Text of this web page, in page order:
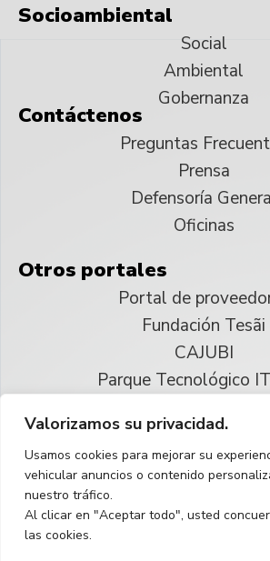
Valorizamos su privacidad.
Usamos cookies para mejorar su
vehicular anuncios o contenido
nuestro tráfico.
Al clicar en "Aceptar todo", usted
las cookies.
Socioambiental
Social
Ambiental
Gobernanza
Contáctenos
Preguntas
Prensa
Defensoría
Oficinas
Otros portales
Portal de
Fundación Tesãi
CAJUBI
Parque Tecnológico
Reservados todos los
Español